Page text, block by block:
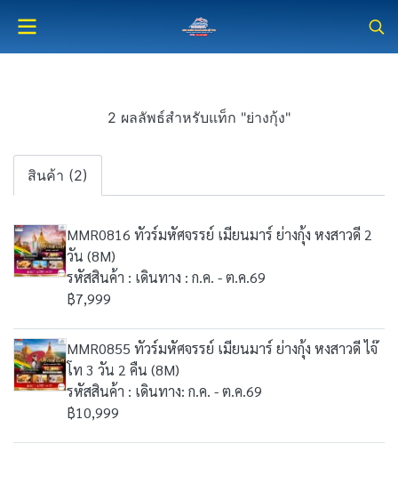
2 ผลลัพธ์สำหรับแท็ก "ย่างกุ้ง"
สินค้า (2)
MMR0816 ทัวร์มหัศจรรย์ เมียนมาร์ ย่างกุ้ง หงสาวดี 2
วัน (8M)
รหัสสินค้า : เดินทาง : ก.ค. - ต.ค.69
฿7,999
MMR0855 ทัวร์มหัศจรรย์ เมียนมาร์ ย่างกุ้ง หงสาวดี ไจ๊
โท 3 วัน 2 คืน (8M)
รหัสสินค้า : เดินทาง: ก.ค. - ต.ค.69
฿10,999